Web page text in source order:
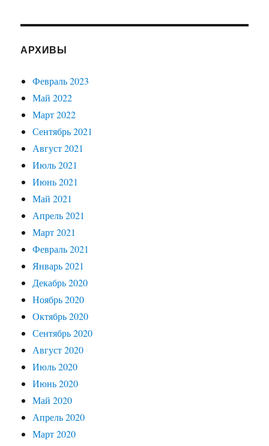
АРХИВЫ
Февраль 2023
Май 2022
Март 2022
Сентябрь 2021
Август 2021
Июль 2021
Июнь 2021
Май 2021
Апрель 2021
Март 2021
Февраль 2021
Январь 2021
Декабрь 2020
Ноябрь 2020
Октябрь 2020
Сентябрь 2020
Август 2020
Июль 2020
Июнь 2020
Май 2020
Апрель 2020
Март 2020